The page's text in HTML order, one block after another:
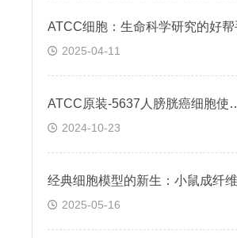
ATCC细胞：生命科学研究的好帮
2025-04-11
ATCC原装-5637
2024-10-23
2025-05-16